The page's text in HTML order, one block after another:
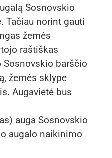
Sosnovskio
Tačiau norint gauti
žemės
raštiškas
barščio
žemės sklype
Augavietė bus
auga Sosnovskio
augalo naikinimo